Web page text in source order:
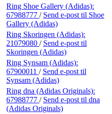
Ring Shoe Gallery (Adidas):
67988777 / Send e-post til Shoe
Gallery (Adidas)
Ring Skoringen (Adidas):
21079080 / Send e-post til
Skoringen (Adidas)
Ring Synsam (Adidas):
67900011 / Send e-post til
Synsam (Adidas)
Ring dna (Adidas Originals):
67988777 / Send e-post til dna
(Adidas Originals)